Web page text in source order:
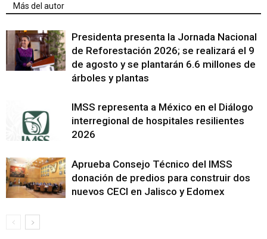
Más del autor
Presidenta presenta la Jornada Nacional
de Reforestación 2026; se realizará el 9
de agosto y se plantarán 6.6 millones de
árboles y plantas
IMSS representa a México en el Diálogo
interregional de hospitales resilientes
2026
Aprueba Consejo Técnico del IMSS
donación de predios para construir dos
nuevos CECI en Jalisco y Edomex